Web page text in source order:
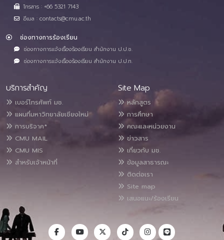
โทรสาร : +66 5321 7143
อีเมล : contacts@cmu.ac.th
ช่องทางการร้องเรียน
ช่องทางการแจ้งเรื่องร้องเรียน สำนักงาน ป.ป.ช.
ช่องทางการแจ้งเรื่องร้องเรียน สำนักงาน ป.ป.ท.
บริการสำคัญ
เบอร์โทรศัพท์ มช.
แผนที่มหาวิทยาลัยเชียงใหม่
การบริจาค*
CMU MAIL
CMU MIS
สำหรับเจ้าหน้าที่
Site Map
หลักสูตร
การศึกษา
คณะและหน่วยงาน
ข่าวสาร
เกี่ยวกับ มช.
ข้อมูลสาธารณะ
ติดต่อเรา
Site map
เสนอแนะ/ร้องเรียน